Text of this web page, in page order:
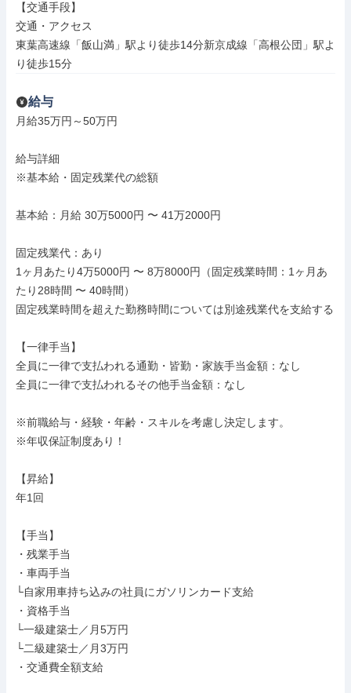
【交通手段】
交通・アクセス
東葉高速線「飯山満」駅より徒歩14分新京成線「高根公団」駅よ
り徒歩15分
給与
月給35万円～50万円
給与詳細
※基本給・固定残業代の総額
基本給：月給 30万5000円 〜 41万2000円
固定残業代：あり
1ヶ月あたり4万5000円 〜 8万8000円（固定残業時間：1ヶ月あ
たり28時間 〜 40時間）
固定残業時間を超えた勤務時間については別途残業代を支給する
【一律手当】
全員に一律で支払われる通勤・皆勤・家族手当金額：なし
全員に一律で支払われるその他手当金額：なし
※前職給与・経験・年齢・スキルを考慮し決定します。
※年収保証制度あり！
【昇給】
年1回
【手当】
・残業手当
・車両手当
└自家用車持ち込みの社員にガソリンカード支給
・資格手当
└一級建築士／月5万円
└二級建築士／月3万円
・交通費全額支給